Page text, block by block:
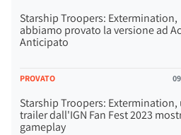
Starship Troopers: Extermination,
abbiamo provato la versione ad
Anticipato
PROVATO
Starship Troopers: Extermination,
trailer dall'IGN Fan Fest 2023
gameplay